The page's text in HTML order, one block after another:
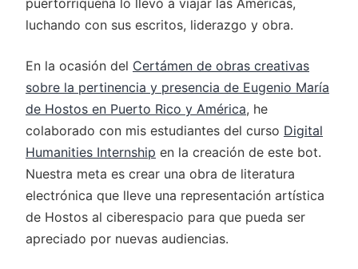
puertorriqueña lo llevó a viajar las Américas,
luchando con sus escritos, liderazgo y obra.
En la ocasión del Certámen de obras creativas
sobre la pertinencia y presencia de Eugenio María
de Hostos en Puerto Rico y América, he
colaborado con mis estudiantes del curso Digital
Humanities Internship en la creación de este bot.
Nuestra meta es crear una obra de literatura
electrónica que lleve una representación artística
de Hostos al ciberespacio para que pueda ser
apreciado por nuevas audiencias.